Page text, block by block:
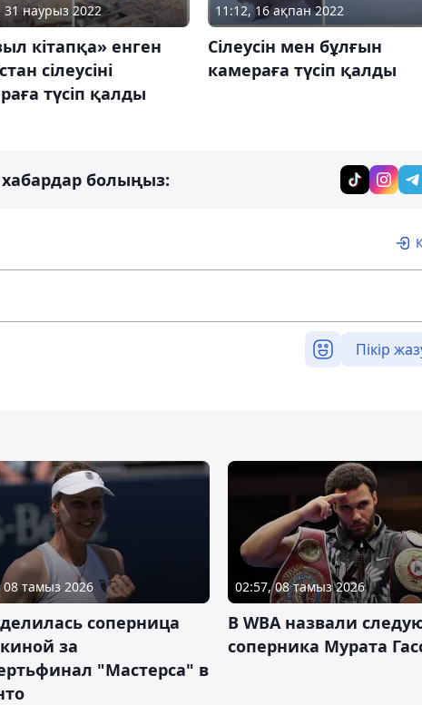
31 наурыз 2022
кітапқа» енген
сілеусіні
түсіп қалды
11:12, 16 ақпан 2022
Сілеусін мен бұлғын
камераға түсіп қалды
болыңыз:
Пікір
08 тамыз 2026
соперница
за
"Мастерса" в
02:57, 08 тамыз 2026
В WBA назвали
соперника Мурата